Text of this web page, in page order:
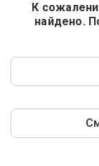
К
найдено.